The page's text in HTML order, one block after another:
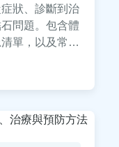
狀、診斷到治
問題。包含體
單，以及常見